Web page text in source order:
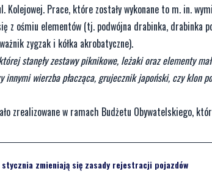
Prace, które zostały wykonane to m. in.
z ośmiu elementów (tj. podwójna drabinka, drabinka
zygzak i kółka akrobatyczne).
stanęły zestawy piknikowe, leżaki oraz elementy
innymi wierzba płacząca, grujecznik japoński, czy klon
zrealizowane w ramach Budżetu Obywatelskiego,
stycznia zmieniają się zasady rejestracji pojazdów